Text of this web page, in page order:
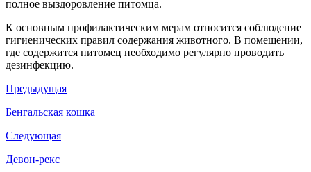
полное выздоровление питомца.
К основным профилактическим мерам относится соблюдение
гигиенических правил содержания животного. В помещении,
где содержится питомец необходимо регулярно проводить
дезинфекцию.
Предыдущая
Бенгальская кошка
Следующая
Девон-рекс